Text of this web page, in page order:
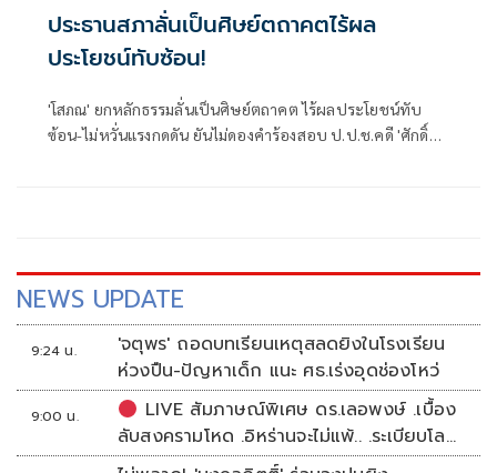
ประธานสภาลั่นเป็นศิษย์ตถาคตไร้ผล
ประโยชน์ทับซ้อน!
'โสภณ' ยกหลักธรรมลั่นเป็นศิษย์ตถาคต ไร้ผลประโยชน์ทับ
ซ้อน-ไม่หวั่นแรงกดดัน ยันไม่ดองคำร้องสอบ ป.ป.ช.คดี 'ศักดิ์
NEWS UPDATE
9:24 น.
'จตุพร' ถอดบทเรียนเหตุสลดยิงในโรงเรียน
ห่วงปืน-ปัญหาเด็ก แนะ ศธ.เร่งอุดช่องโหว่
9:00 น.
LIVE สัมภาษณ์พิเศษ ดร.เลอพงษ์ .เบื้อง
ลับสงครามโหด .อิหร่านจะไม่แพ้.. .ระเบียบโลก
ใหม่ในตะวันออกกลาง…. | อิสรภาพแห่งความ